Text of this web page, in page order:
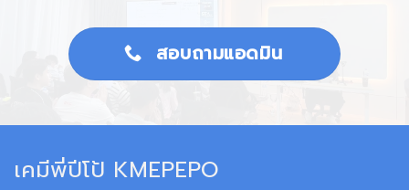
สอบถามแอดมิน
เคมีพี่ปีโป้ KMEPEPO